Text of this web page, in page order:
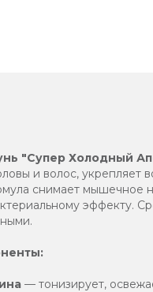
"Супер Холодный
и волос, укрепляет
снимает мышечное
эффекту.
— тонизирует,